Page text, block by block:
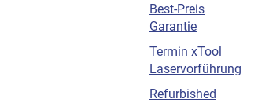
Best-Preis
Garantie
Termin xTool
Laservorführung
Refurbished